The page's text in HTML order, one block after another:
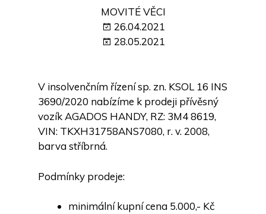
MOVITÉ VĚCI
26.04.2021
28.05.2021
V insolvenčním řízení sp. zn. KSOL 16 INS
3690/2020 nabízíme k prodeji přívěsný
vozík AGADOS HANDY, RZ: 3M4 8619,
VIN: TKXH31758ANS7080, r. v. 2008,
barva stříbrná.
Podmínky prodeje:
minimální kupní cena 5.000,- Kč